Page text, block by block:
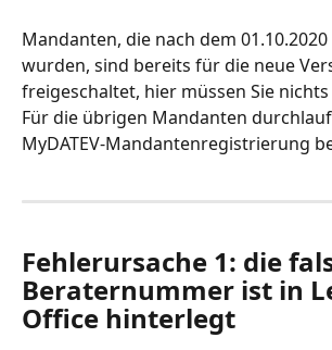
Mandanten, die nach dem
wurden, sind bereits für die neue
freigeschaltet, hier müssen Sie
Für die übrigen Mandanten
MyDATEV-Mandantenregistrierung
Fehlerursache 1: die
Beraternummer ist in
Office hinterlegt